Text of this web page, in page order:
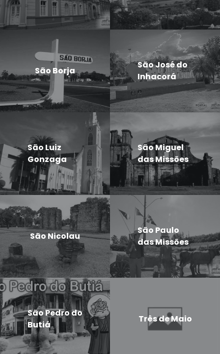
São Borja
São José do
Inhacorá
São Luiz
Gonzaga
São Miguel
das Missões
São Nicolau
São Paulo
das Missões
São Pedro do
Butiá
Três de Maio